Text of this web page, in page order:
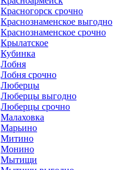
Красногорск срочно
Краснознаменское выгодно
Краснознаменское срочно
Крылатское
Кубинка
Лобня
Лобня срочно
Люберцы
Люберцы выгодно
Люберцы срочно
Малаховка
Марьино
Митино
Монино
Мытищи